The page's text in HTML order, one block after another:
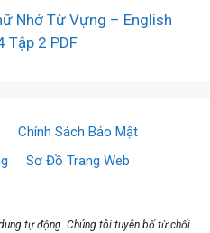
Nhớ Từ Vựng – English
Tập 2 PDF
Chính Sách Bảo Mật
Sơ Đồ Trang Web
tự động. Chúng tôi tuyên bố từ chối